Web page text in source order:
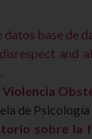
datos base de
and
Violencia
de
sobre la